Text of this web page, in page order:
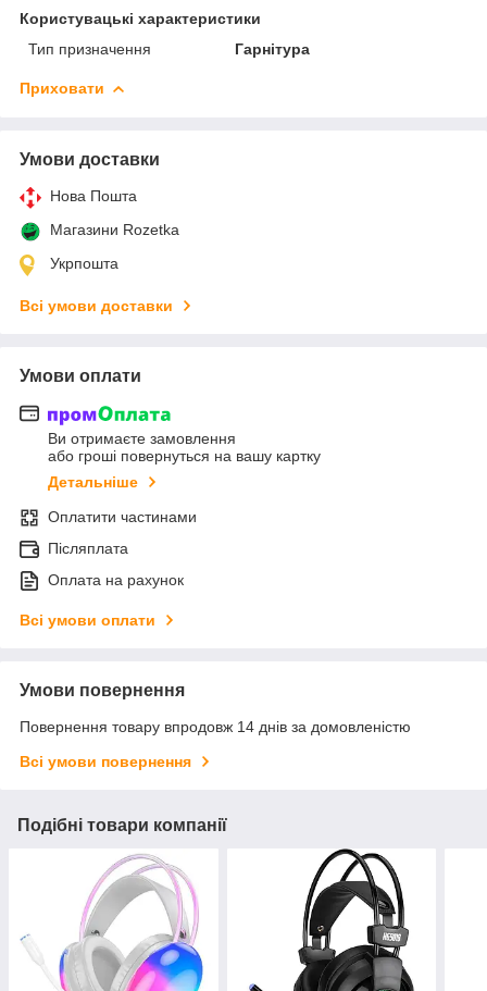
Користувацькі характеристики
Тип призначення
Гарнітура
Приховати
Умови доставки
Нова Пошта
Магазини Rozetka
Укрпошта
Всі умови доставки
Умови оплати
Ви отримаєте замовлення
або гроші повернуться на вашу картку
Детальніше
Оплатити частинами
Післяплата
Оплата на рахунок
Всі умови оплати
Умови повернення
Повернення товару впродовж 14 днів за домовленістю
Всі умови повернення
Подібні товари компанії